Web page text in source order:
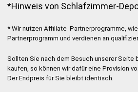
*Hinweis von Schlafzimmer-
* Wir nutzen Affiliate Partnerprogramme,
Partnerprogramm und verdienen an
Sollten Sie nach dem Besuch unserer Seite
kaufen, so können wir dafür eine Provision
Der Endpreis für Sie bleibt identisch.